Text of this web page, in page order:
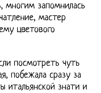
многим запомнилась
мастер
цветового
посмотреть чуть
побежала сразу за
итальянской знати и